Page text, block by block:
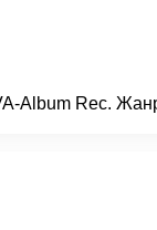
Album Rec.